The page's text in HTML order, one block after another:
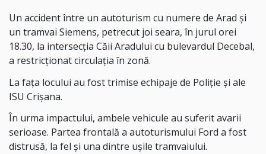
Un accident între un autoturism cu numere de Arad și
un tramvai Siemens, petrecut joi seara, în jurul orei
18.30, la intersecția Căii Aradului cu bulevardul Decebal,
a restricționat circulația în zonă.
La fața locului au fost trimise echipaje de Poliție și ale
ISU Crișana.
În urma impactului, ambele vehicule au suferit avarii
serioase. Partea frontală a autoturismului Ford a fost
distrusă, la fel și una dintre ușile tramvaiului.